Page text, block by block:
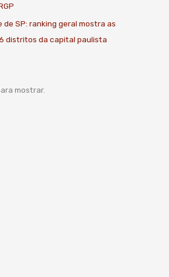
de SP: ranking geral mostra as
distritos da capital paulista
mostrar.